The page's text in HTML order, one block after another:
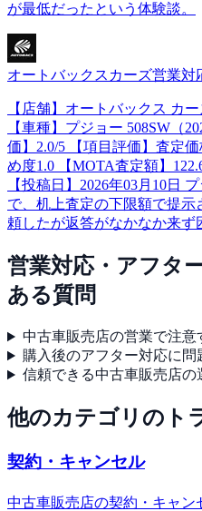
が最低だったという体験談。
オートバックスカーズ営業対
【店舗】オートバックス カ
【車種】プジョー 508SW（
価】2.0/5 【項目評価】査定
め度1.0 【MOTA査定額】
【投稿日】2026年03月10日
で、机上査定の下限額で提
頼したが返答がなかなか来ず
営業対応・アフタ
ある質問
中古車販売店の営業で注意
購入後のアフター対応に問
信頼できる中古車販売店の
他のカテゴリのト
契約・キャンセル
中古車販売店の契約・キャ